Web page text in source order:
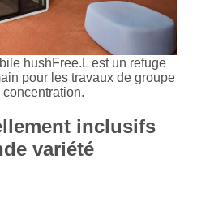
hushFree.L est un refuge
pour les travaux de groupe
inclusifs
variété